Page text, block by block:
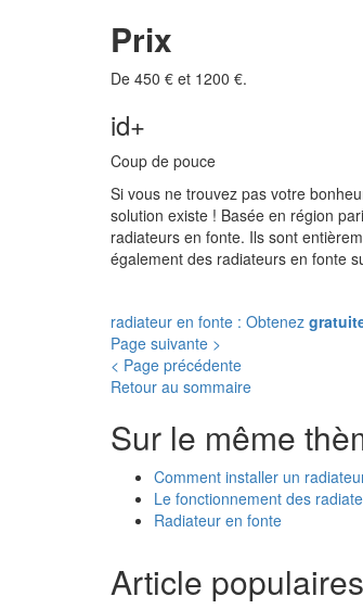
Prix
De 450 € et 1200 €.
id+
Coup de pouce
Si vous ne trouvez pas votre
solution existe ! Basée en région
radiateurs en fonte. Ils sont
également des radiateurs en fonte
radiateur en fonte : Obtenez
Page suivante >
< Page précédente
Retour au sommaire
Sur le même
Comment installer un
Le fonctionnement des
Radiateur en fonte
Article populaires